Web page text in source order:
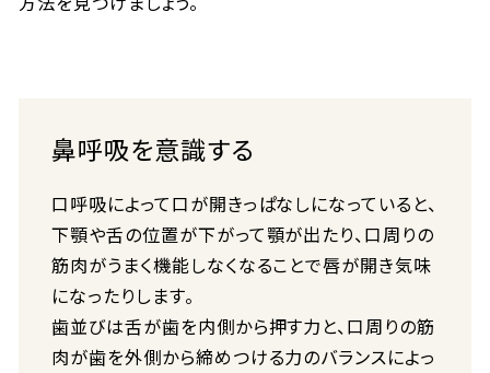
鼻呼吸を意識する
口呼吸によって口が開きっぱなしになっていると、
下顎や舌の位置が下がって顎が出たり、口周りの
筋肉がうまく機能しなくなることで唇が開き気味
になったりします。
歯並びは舌が歯を内側から押す力と、口周りの筋
肉が歯を外側から締めつける力のバランスによっ